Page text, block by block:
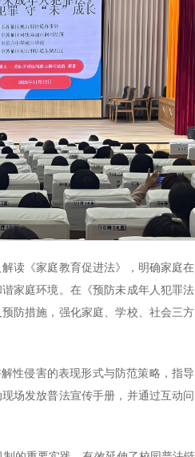
读《家庭教育促进法》，明确家庭
家庭环境。在《预防未成年人犯罪
防措施，强化家庭、学校、社会三
性侵害的表现形式与防范策略，指
场发放普法宣传手册，并通过互动